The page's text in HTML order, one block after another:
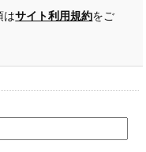
はサイト利用規約をご